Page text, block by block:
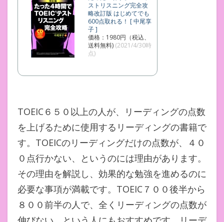
ストリスニング完全攻
略改訂版 はじめてでも
600点取れる！ [ 中尾享
子 ]
価格：1980円（税込、
送料無料) (2021/4/30時
点)
TOEIC６５０以上の人が、リーディングの点数
を上げるために使用するリーディングの書籍で
す。TOEICのリーディングだけの点数が、４０
０点行かない、というのには理由があります。
その理由を解説し、効果的な勉強を進めるのに
必要な事項が満載です。TOEIC７００後半から
８００前半の人で、全くリーディングの点数が